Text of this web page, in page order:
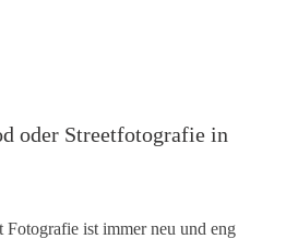
oder Streetfotografie in
Fotografie ist immer neu und eng